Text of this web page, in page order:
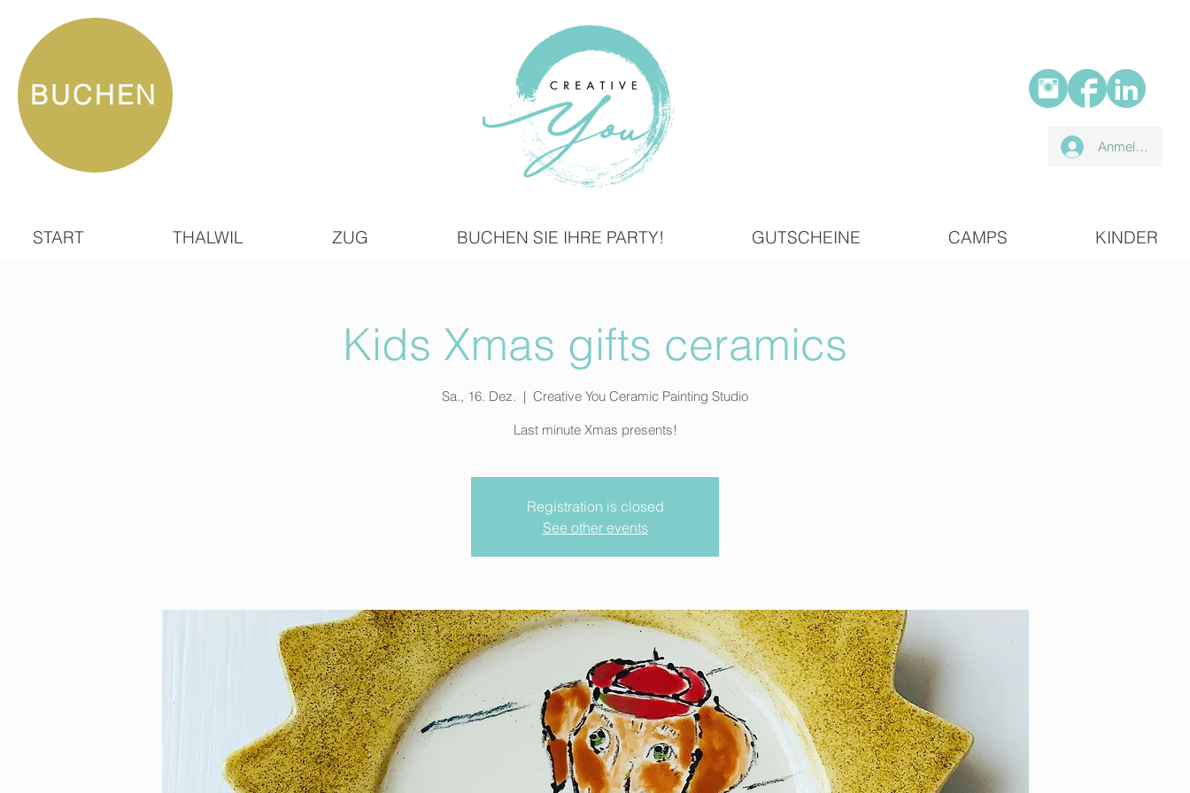
BUCHEN
Anmelden
START THALWIL ZUG BUCHEN SIE IHRE PARTY! GUTSCHEINE CAMPS KINDER
Kids Xmas gifts ceramics
Sa., 16. Dez.
  |
Creative You Ceramic Painting Studio
Last minute Xmas presents!
Registration is closed
See other events